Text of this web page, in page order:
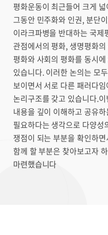
평화운동이 최근들어 크게
그동안 민주화와 인권, 분단
이라크파병을 반대하는 국제
관점에서의 평화, 생명평화
평화와 사회의 평화를 동시
있습니다. 이러한 논의는 모
보이면서 서로 다른 패러다
논리구조를 갖고 있습니다.
내용을 깊이 이해하고 공유
필요하다는 생각으로 다양
쟁점이 되는 부분을 확인하
함께 할 부분은 찾아보고자
마련했습니다